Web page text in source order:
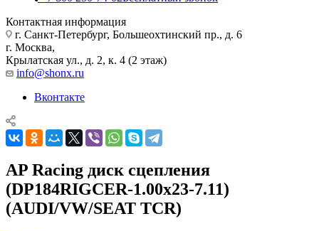
Контактная информация
г. Санкт-Петербург, Большеохтинский пр., д. 6
г. Москва,
Крылатская ул., д. 2, к. 4 (2 этаж)
info@shonx.ru
Вконтакте
AP Racing диск сцепления
(DP184RIGCER-1.00x23-7.11)
(AUDI/VW/SEAT TCR)